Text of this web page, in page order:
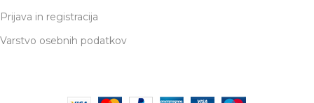
Prijava in registracija
Varstvo osebnih podatkov